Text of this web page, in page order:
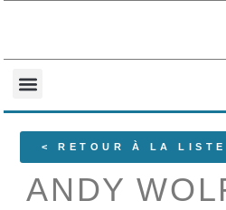
< RETOUR À LA LISTE
ANDY